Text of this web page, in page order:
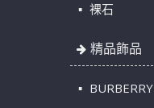
裸石
精品飾品
BURBERRY